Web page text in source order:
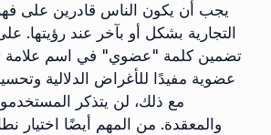
يجب أن يكون الناس قادرين على
التجارية بشكل أو بآخر عند رؤيتها.
تضمين كلمة "عضوي" في اسم علامة
عضوية مفيدًا للأغراض الدلالية
مع ذلك، لن يتذكر
والمعقدة. من المهم أيضًا اختيار